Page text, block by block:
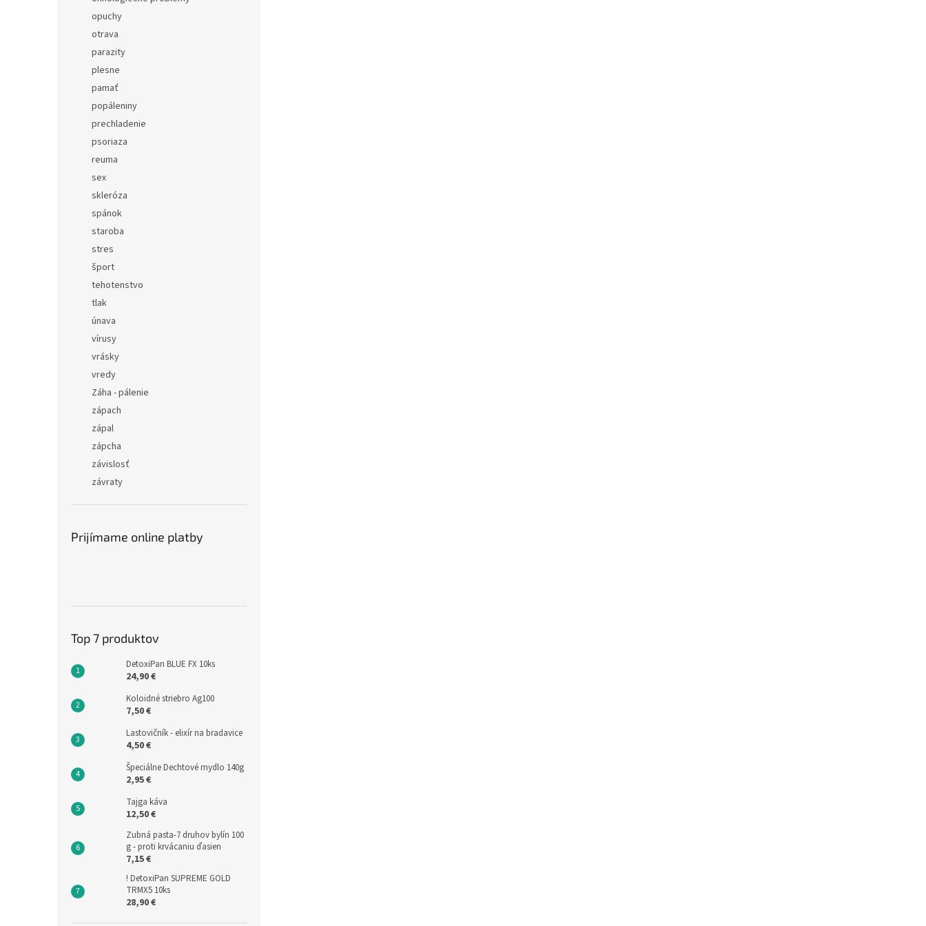
opuchy
otrava
parazity
plesne
pamať
popáleniny
prechladenie
psoriaza
reuma
sex
skleróza
spánok
staroba
stres
šport
tehotenstvo
tlak
únava
vírusy
vrásky
vredy
Záha - pálenie
zápach
zápal
zápcha
závislosť
závraty
Prijímame online platby
Top 7 produktov
DetoxiPan BLUE FX 10ks
24,90 €
Koloidné striebro Ag100
7,50 €
Lastovičník - elixír na bradavice
4,50 €
Špeciálne Dechtové mydlo 140g
2,95 €
Tajga káva
12,50 €
Zubná pasta-7 druhov bylín 100
g - proti krvácaniu ďasien
7,15 €
! DetoxiPan SUPREME GOLD
TRMX5 10ks
28,90 €